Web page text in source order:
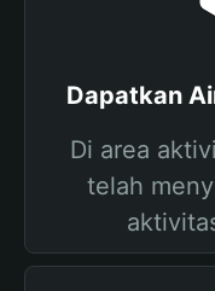
Dapatkan
Di area
telah